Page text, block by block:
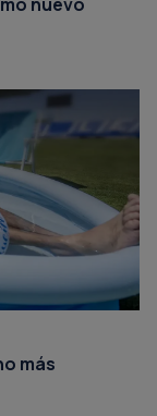
más